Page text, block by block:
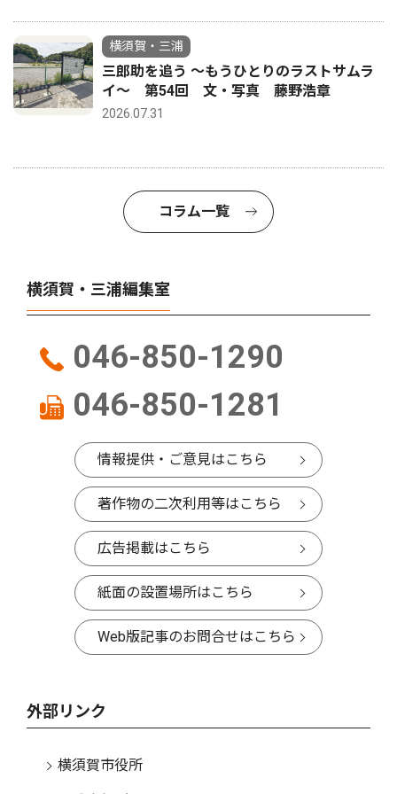
横須賀・三浦
三郎助を追う 〜もうひとりのラストサムラ
イ〜 第54回 文・写真 藤野浩章
2026.07.31
コラム一覧
横須賀・三浦編集室
046-850-1290
046-850-1281
情報提供・ご意見はこちら
著作物の二次利用等はこちら
広告掲載はこちら
紙面の設置場所はこちら
Web版記事のお問合せはこちら
外部リンク
横須賀市役所